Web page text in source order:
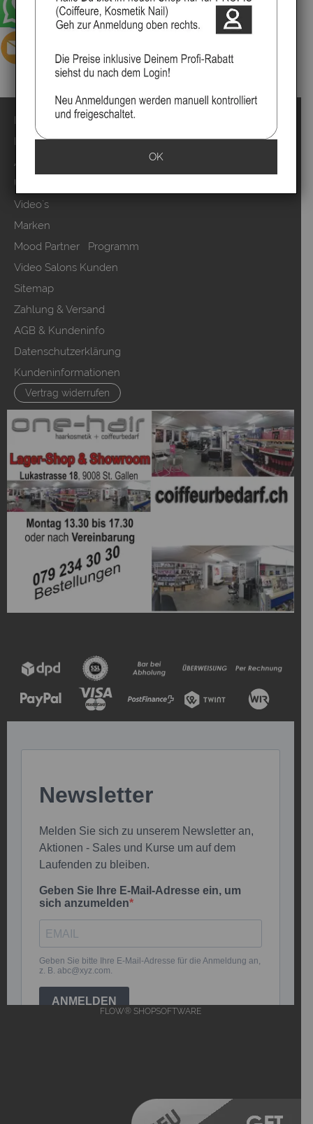
Impressum
Kontakt
Anmelden
Über uns
Video`s
Marken
Mood Partner Programm
Video Salons Kunden
Sitemap
Zahlung & Versand
AGB & Kundeninfo
Datenschutzerklärung
Kundeninformationen
Vertrag widerrufen
FLOW® SHOPSOFTWARE
OK